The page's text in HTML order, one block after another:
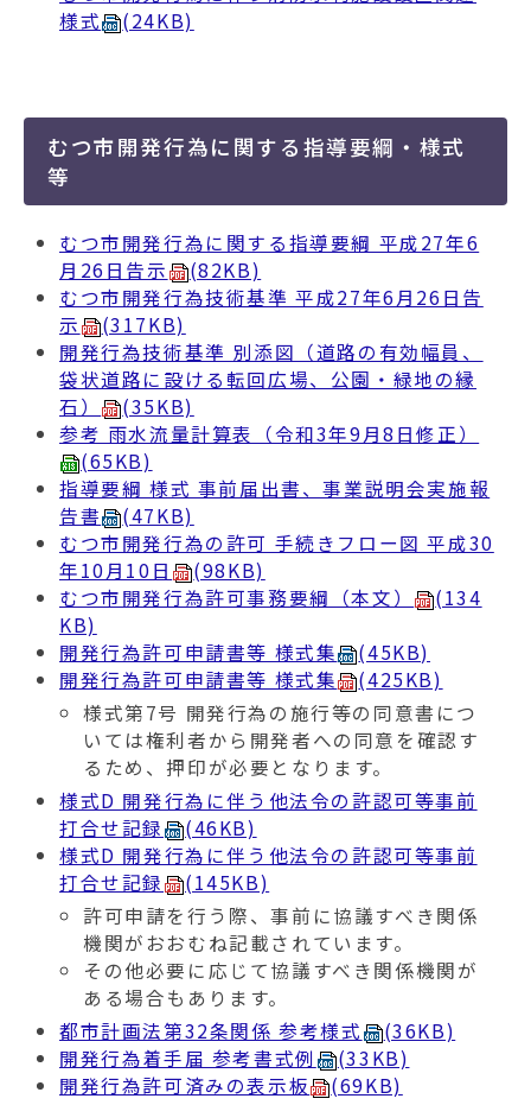
様式
(24KB)
むつ市開発行為に関する指導要綱・様式
等
むつ市開発行為に関する指導要綱 平成27年6
月26日告示
(82KB)
むつ市開発行為技術基準 平成27年6月26日告
示
(317KB)
開発行為技術基準 別添図（道路の有効幅員、
袋状道路に設ける転回広場、公園・緑地の縁
石）
(35KB)
参考 雨水流量計算表（令和3年9月8日修正）
(65KB)
指導要綱 様式 事前届出書、事業説明会実施報
告書
(47KB)
むつ市開発行為の許可 手続きフロー図 平成30
年10月10日
(98KB)
むつ市開発行為許可事務要綱（本文）
(134
KB)
開発行為許可申請書等 様式集
(45KB)
開発行為許可申請書等 様式集
(425KB)
様式第7号 開発行為の施行等の同意書につ
いては権利者から開発者への同意を確認す
るため、押印が必要となります。
様式D 開発行為に伴う他法令の許認可等事前
打合せ記録
(46KB)
様式D 開発行為に伴う他法令の許認可等事前
打合せ記録
(145KB)
許可申請を行う際、事前に協議すべき関係
機関がおおむね記載されています。
その他必要に応じて協議すべき関係機関が
ある場合もあります。
都市計画法第32条関係 参考様式
(36KB)
開発行為着手届 参考書式例
(33KB)
開発行為許可済みの表示板
(69KB)